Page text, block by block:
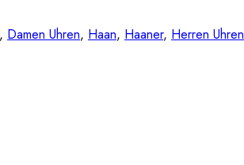
, Damen Uhren, Haan, Haaner, Herren Uhren